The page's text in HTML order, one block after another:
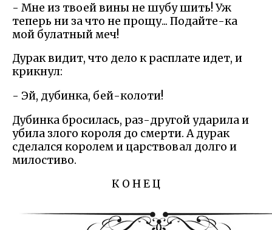
- Мне из твоей вины не шубу шить! Уж
теперь ни за что не прощу... Подайте-ка
мой булатный меч!
Дурак видит, что дело к расплате идет, и
крикнул:
- Эй, дубинка, бей-колоти!
Дубинка бросилась, раз-другой ударила и
убила злого короля до смерти. А дурак
сделался королем и царствовал долго и
милостиво.
К О Н Е Ц